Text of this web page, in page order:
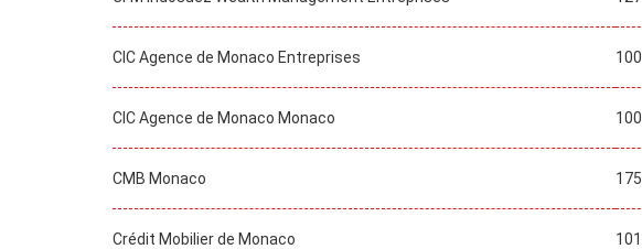
CIC Agence de Monaco Entreprises
CIC Agence de Monaco Monaco
CMB Monaco
Crédit Mobilier de Monaco